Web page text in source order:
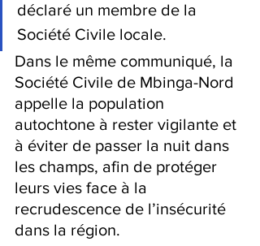
déclaré un membre de la
Société Civile locale.
Dans le même communiqué, la
Société Civile de Mbinga-Nord
appelle la population
autochtone à rester vigilante et
à éviter de passer la nuit dans
les champs, afin de protéger
leurs vies face à la
recrudescence de l’insécurité
dans la région.